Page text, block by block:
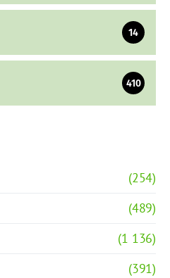
14
410
(254)
(489)
(1 136)
(391)